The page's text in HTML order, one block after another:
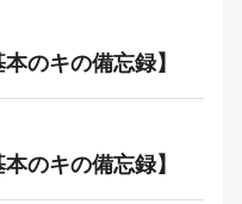
のキの備忘録】
のキの備忘録】